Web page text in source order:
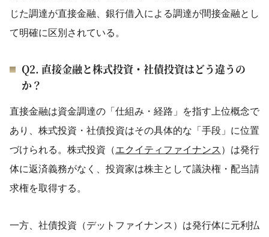
じた調達が直接金融、銀行借入による調達が間接金融とし
て明確に区別されている。
Q2. 直接金融と株式投資・社債投資はどう違うの
か？
直接金融は資金調達の「仕組み・経路」を指す上位概念で
あり、株式投資・社債投資はその具体的な「手段」に位置
づけられる。株式投資（エクイティファイナンス ）は発行
体に返済義務がなく、投資家は株主として議決権・配当請
求権を取得する。
一方、社債投資（デットファイナンス）は発行体に元利払